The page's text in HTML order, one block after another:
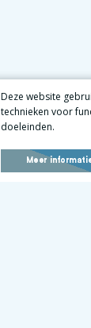
Deze website
technieken voor
doeleinden.
Meer